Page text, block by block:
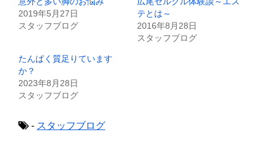
r
で
共
有
い
ン
ウ
き
ま
る
に
は
ク
し
だ
さ
い
し
い
2019年5月27日
スタッフブログ
テとは～
2016年8月28日
スタッフブログ
たんぱく質足りています
か？
2023年8月28日
スタッフブログ
- スタッフブログ